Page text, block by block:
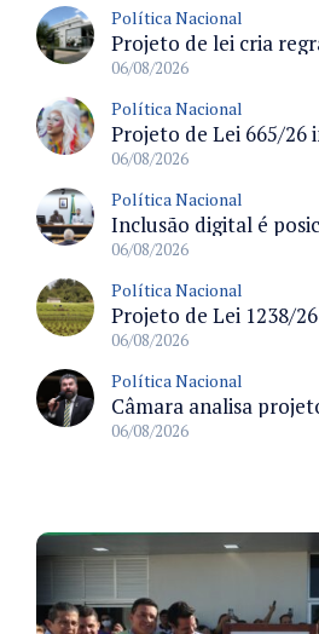
Política Nacional
06/08/2026
Política Nacional
06/08/2026
Política Nacional
06/08/2026
Política Nacional
06/08/2026
Política Nacional
06/08/2026